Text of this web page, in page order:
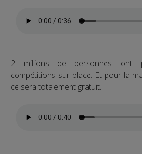
2 millions de personnes ont
compétitions sur place. Et pour la
ce sera totalement gratuit.